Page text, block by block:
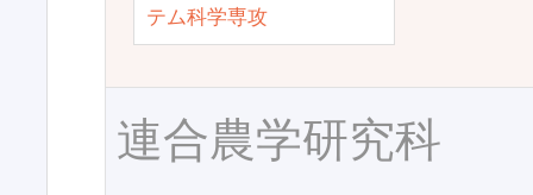
テム科学専攻
連合農学研究科